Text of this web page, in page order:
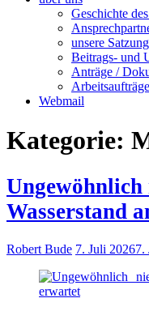
Geschichte
unsere Satzung
Beitrags- und
Anträge /
Arbeitsaufträge
Webmail
Kategorie:
Wasserstand
Robert Bude 7. Juli 20267.